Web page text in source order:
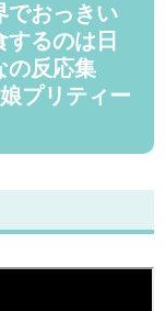
でおっきい
るのは日
の反応集
プリティー